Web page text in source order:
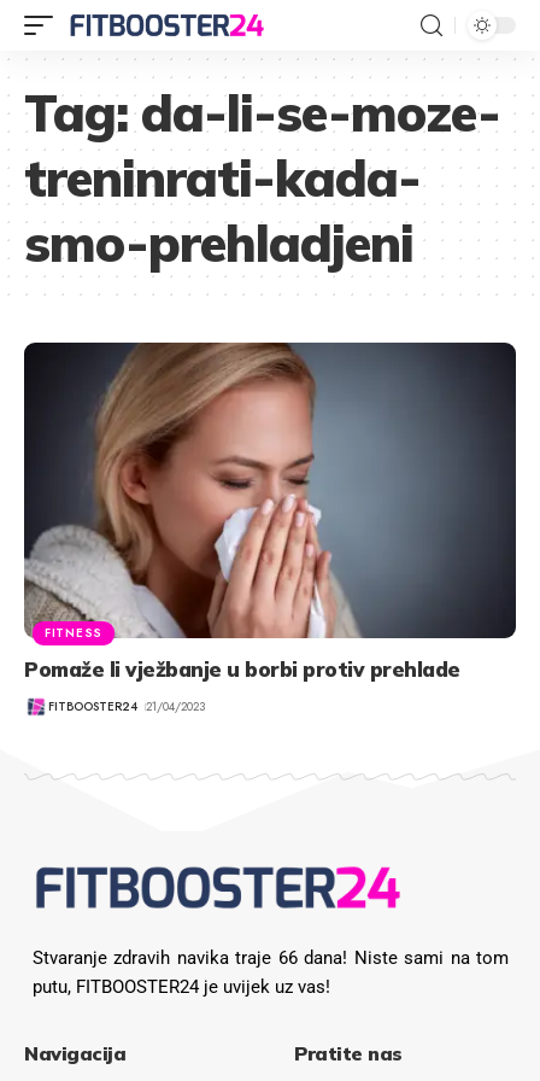
Tag:da-li-se-moze-
treninrati-kada-
smo-prehladjeni
FITNESS
Pomaže li vježbanje u borbi protiv prehlade
FITBOOSTER24 21/04/2023
Stvaranje zdravih navika traje 66 dana! Niste sami na tom
putu, FITBOOSTER24 je uvijek uz vas!
Navigacija Pratite nas